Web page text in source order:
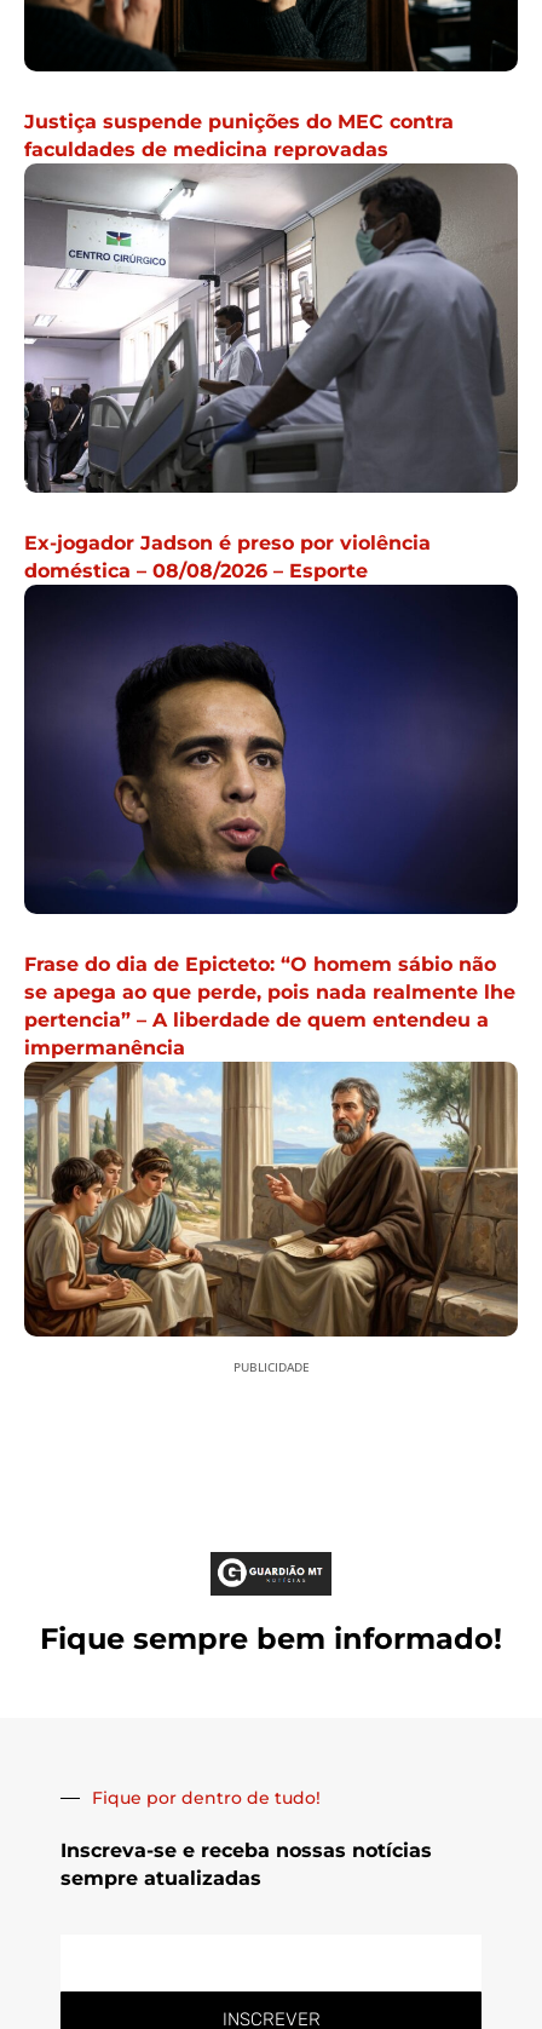
Justiça suspende punições do MEC contra
faculdades de medicina reprovadas
Ex-jogador Jadson é preso por violência
doméstica – 08/08/2026 – Esporte
Frase do dia de Epicteto: “O homem sábio não
se apega ao que perde, pois nada realmente lhe
pertencia” – A liberdade de quem entendeu a
impermanência
PUBLICIDADE
Fique sempre bem informado!
Fique por dentro de tudo!
Inscreva-se e receba nossas notícias
sempre atualizadas
INSCREVER